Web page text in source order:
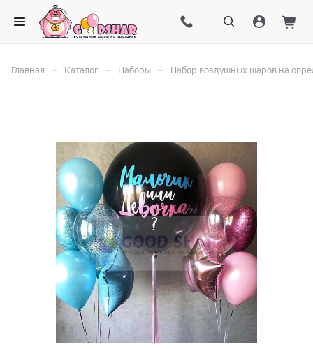
Главная – Каталог – Наборы – Набор воздушных шаров на